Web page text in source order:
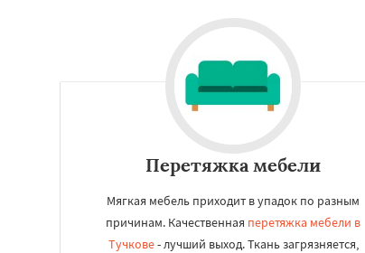
Уваровка
Фряново
Шаховская
Перетяжка мебели
Мягкая мебель приходит в упадок по разным
причинам. Качественная перетяжка мебели в
Тучкове- лучший выход. Ткань загрязняется,